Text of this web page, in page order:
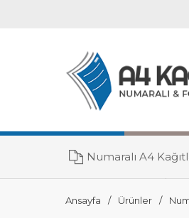
Numaralı A4
Toner Grubu
Ansayfa Ürünler